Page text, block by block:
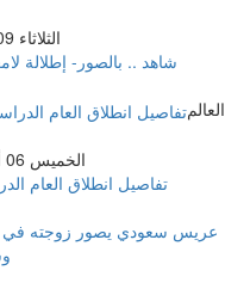
الثلاثاء 09 يناير 2024 06:47 مساءً
شاهد .. بالصور- إطلالة
العالم
الخميس 06 أغسطس 2026 02:52 صباحاً
تفاصيل انطلاق العام الدراسي